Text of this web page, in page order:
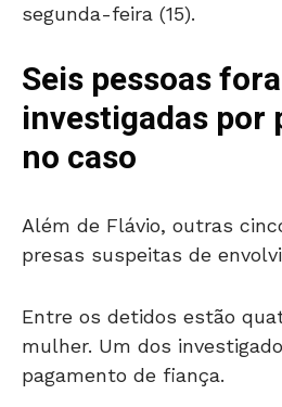
segunda-feira (15).
Seis pessoas
investigadas por
no caso
Além de Flávio, outras
presas suspeitas de
Entre os detidos estão
mulher. Um dos
pagamento de fiança.